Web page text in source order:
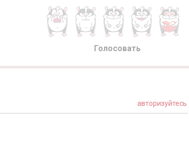
Голосовать
авторизуйтесь